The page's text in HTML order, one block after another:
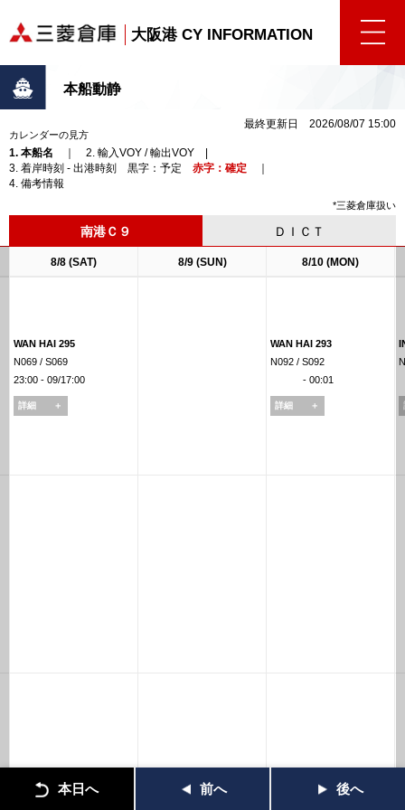
大阪港 CY INFORMATION
本船動静
最終更新日 2026/08/07 15:00
*三菱倉庫扱い
南港Ｃ９ ＤＩＣＴ
カレンダーの見方
1. 本船名 ｜ 2. 輸入VOY / 輸出VOY |
3. 着岸時刻 - 出港時刻 黒字：予定 赤字：確定 ｜
4. 備考情報
本日へ 前へ 後へ
8/8 (SAT) 8/9 (SUN) 8/10 (MON)
WAN HAI 295
N069 / S069
23:00 - 09/17:00
詳細 ＋
WAN HAI 293
N092 / S092
- 00:01
詳細 ＋